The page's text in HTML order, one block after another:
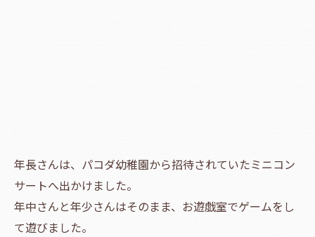
年長さんは、パコダ幼稚園から招待されていたミニコン
サートへ出かけました。
年中さんと年少さんはそのまま、お遊戯室でゲームをし
て遊びました。